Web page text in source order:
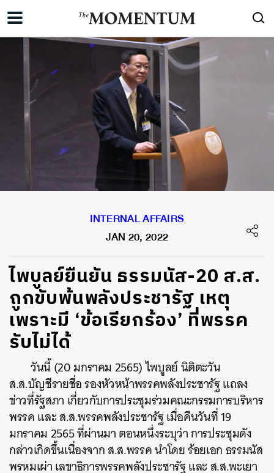
INTERNAL AFFAIRS
JAN 20, 2022
ไพบูลย์ยืนยัน ธรรมนัส-20 ส.ส.
ถูกขับพ้นพลังประชารัฐ เหตุ
เพราะมี ‘ข้อเรียกร้อง’ ที่พรรค
รับไม่ได้
วันนี้ (20 มกราคม 2565) ไพบูลย์ นิติตะวัน
ส.ส.บัญชีรายชื่อ รองหัวหน้าพรรคพลังประชารัฐ แถลง
ข่าวที่รัฐสภา เกี่ยวกับการประชุมร่วมคณะกรรมการบริหาร
พรรค และ ส.ส.พรรคพลังประชารัฐ เมื่อคืนวันที่ 19
มกราคม 2565 ที่ผ่านมา ตอนหนึ่งระบุว่า การประชุมดัง
กล่าวเกิดขึ้นเนื่องจาก ส.ส.พรรค นำโดย ร้อยเอก ธรรมนัส
พรหมเผ่า เลขาธิการพรรคพลังประชารัฐ และ ส.ส.พะเยา